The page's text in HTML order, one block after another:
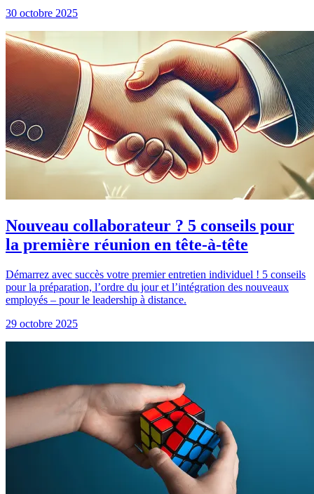
30 octobre 2025
Nouveau collaborateur ? 5 conseils pour
la première réunion en tête-à-tête
Démarrez avec succès votre premier entretien individuel ! 5 conseils
pour la préparation, l’ordre du jour et l’intégration des nouveaux
employés – pour le leadership à distance.
29 octobre 2025